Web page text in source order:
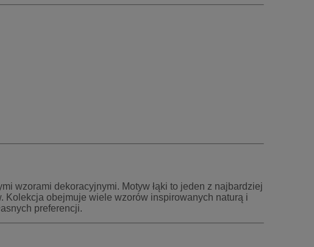
wzorami dekoracyjnymi. Motyw łąki to jeden z najbardziej
obejmuje wiele wzorów inspirowanych naturą i
preferencji.